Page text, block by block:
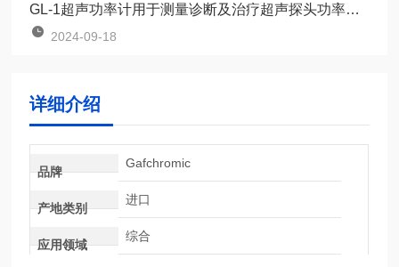
GL-1超声功率计用于测量诊断及治疗超声探头功率输出的仪器
2024-09-18
详细介绍
品牌
Gafchromic
产地类别
进口
应用领域
综合